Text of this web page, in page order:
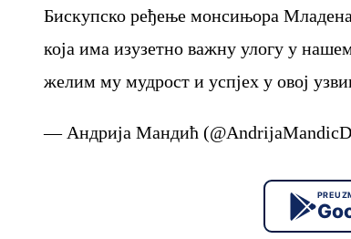
Бискупско ређење монсињора
која има изузетно важну улогу у
желим му мудрост и успјех у овој
— Андрија Мандић